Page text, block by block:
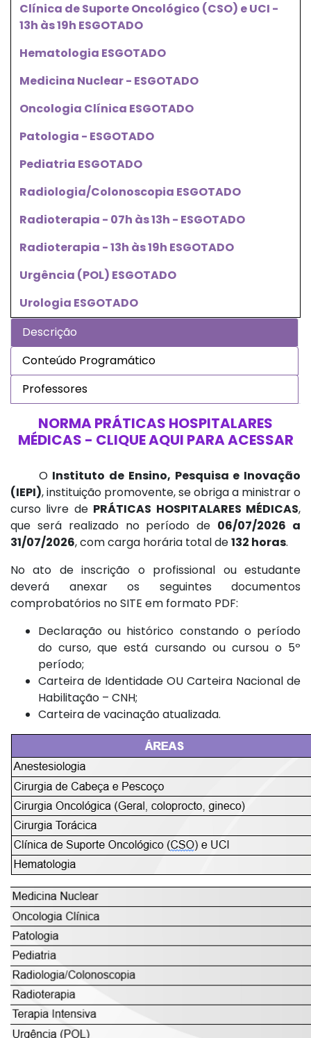
Descrição
Conteúdo Programático
Professores
NORMA PRÁTICAS HOSPITALARES
MÉDICAS - CLIQUE AQUI PARA ACESSAR
O Instituto de Ensino, Pesquisa e Inovação
(IEPI), instituição promovente, se obriga a ministrar o
curso livre de PRÁTICAS HOSPITALARES MÉDICAS,
que será realizado no período de 06/07/2026 a
31/07/2026, com carga horária total de132 horas.
No ato de inscrição o profissional ou estudante
deverá anexar os seguintes documentos
comprobatórios no SITE em formato PDF:
Declaração ou histórico constando o período
do curso, que está cursando ou cursou o 5º
período;
Carteira de Identidade OU Carteira Nacional de
Habilitação – CNH;
Carteira de vacinação atualizada.
Clínica de Suporte Oncológico (CSO) e UCI -
13h às 19h ESGOTADO
Hematologia ESGOTADO
Medicina Nuclear - ESGOTADO
Oncologia Clínica ESGOTADO
Patologia - ESGOTADO
Pediatria ESGOTADO
Radiologia/Colonoscopia ESGOTADO
Radioterapia - 07h às 13h - ESGOTADO
Radioterapia - 13h às 19h ESGOTADO
Urgência (POL) ESGOTADO
Urologia ESGOTADO